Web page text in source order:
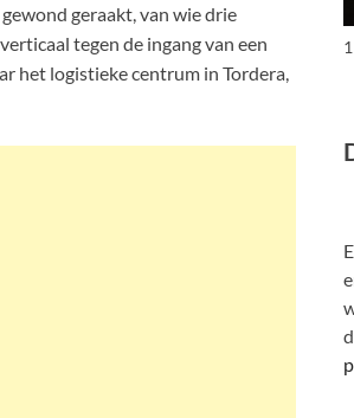
geraakt, van wie drie
tegen de ingang van een
het logistieke centrum in Tordera,